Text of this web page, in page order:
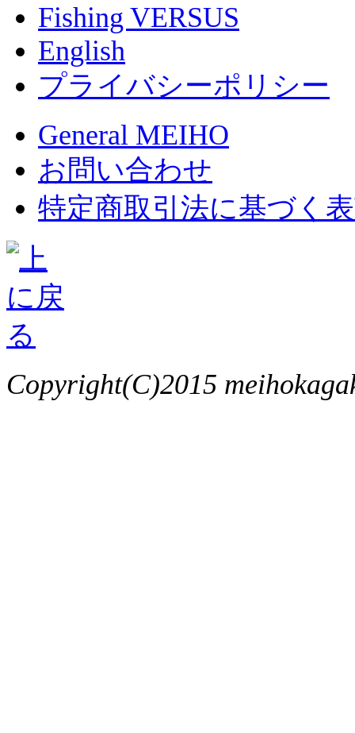
Fishing VERSUS
English
プライバシーポリシー
General MEIHO
お問い合わせ
特定商取引法に基づく
Copyright(C)2015